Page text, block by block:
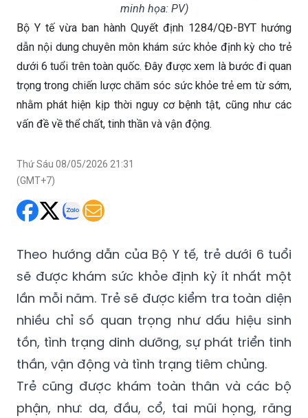
minh họa: PV)
Bộ Y tế vừa ban hành Quyết định 1284/QĐ-BYT hướng
dẫn nội dung chuyên môn khám sức khỏe định kỳ cho trẻ
dưới 6 tuổi trên toàn quốc. Đây được xem là bước đi quan
trọng trong chiến lược chăm sóc sức khỏe trẻ em từ sớm,
nhằm phát hiện kịp thời nguy cơ bệnh tật, cũng như các
vấn đề về thể chất, tinh thần và vận động.
Thứ Sáu 08/05/2026 21:31
(GMT+7)
Theo hướng dẫn của Bộ Y tế, trẻ dưới 6 tuổi
sẽ được khám sức khỏe định kỳ ít nhất một
lần mỗi năm. Trẻ sẽ được kiểm tra toàn diện
nhiều chỉ số quan trọng như dấu hiệu sinh
tồn, tình trạng dinh dưỡng, sự phát triển tinh
thần, vận động và tình trạng tiêm chủng.
Trẻ cũng được khám toàn thân và các bộ
phận, như: da, đầu, cổ, tai mũi họng, răng